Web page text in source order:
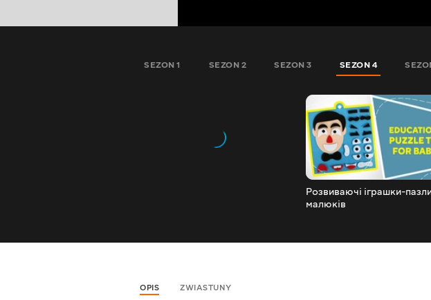
SEZON 1 SEZON 2 SEZON 3 SEZON 4
Розвиваючі іграшки-
малюків
OPIS ZWIASTUNY